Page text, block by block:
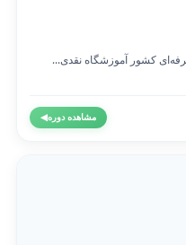
کشور آموزشگاه نقدی...
مشاهده دوره◀